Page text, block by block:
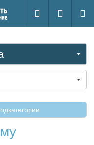
Поиск
Вход на